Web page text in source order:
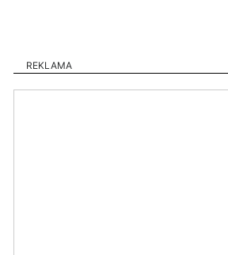
REKLAMA